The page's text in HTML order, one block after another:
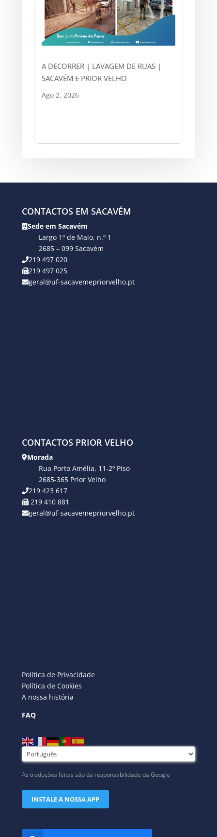
A DECORRER | LAVAGEM DE RUAS |
SACAVÉM E PRIOR VELHO
Ago 2, 2026
CONTACTOS EM SACAVÉM
Sede em Sacavém
Largo 1º de Maio, n.º 1
2685 – 099 Sacavém
219 497 020
219 497 025
geral@uf-sacavemepriorvelho.pt
CONTACTOS PRIOR VELHO
Morada
Rua Porto Amélia, 11-2º Piso
2685-365 Prior Velho
219 423 617
219 410 881
geral@uf-sacavemepriorvelho.pt
Política de Privacidade
Política de Cookies
A nossa história
FAQ
As traduções feitas são da responsabilidade da Google
INSTALE A NOSSA APP